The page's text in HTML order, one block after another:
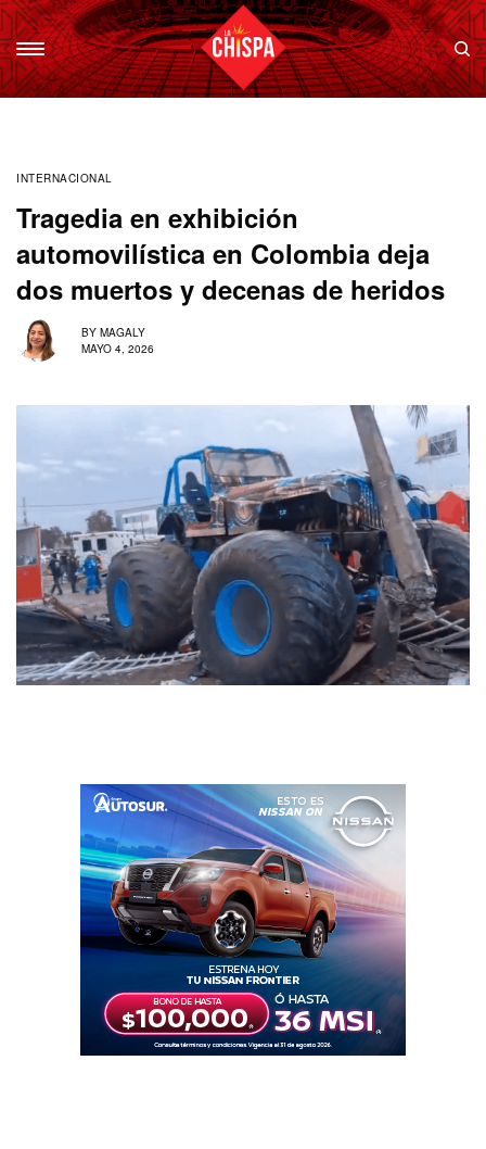
INTERNACIONAL
Tragedia en exhibición
automovilística en Colombia deja
dos muertos y decenas de heridos
BY MAGALY
MAYO 4, 2026